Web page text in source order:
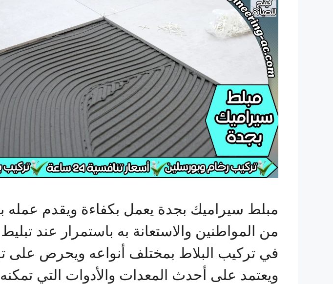
مبلط سيراميك بجدة يعمل بكفاءة ويقدم عمله
من المواطنين والاستعانة به باستمرار عند
في تركيب البلاط بمختلف أنواعه ويحرص على
ويعتمد على أحدث المعدات والأدوات التي